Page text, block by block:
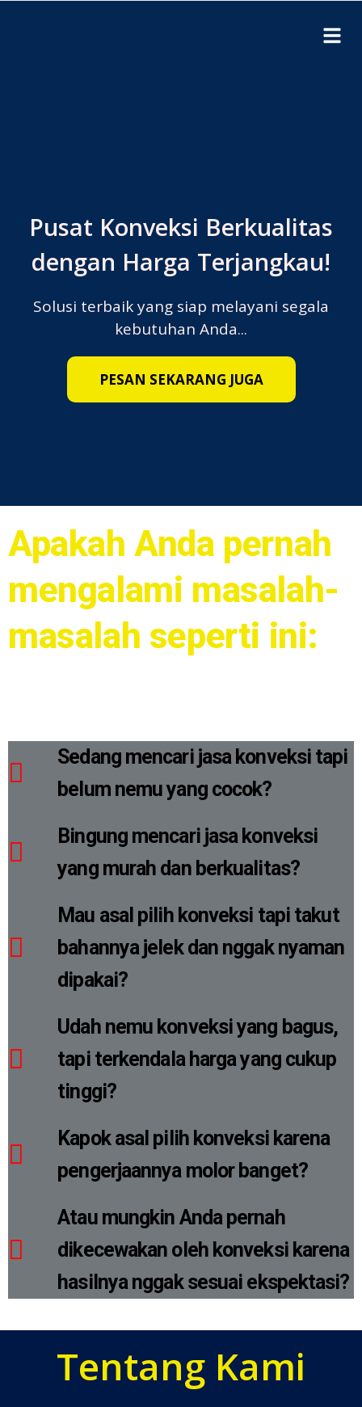
Pusat Konveksi Berkualitas
dengan Harga Terjangkau!
Solusi terbaik yang siap melayani segala
kebutuhan Anda...
PESAN SEKARANG JUGA
Apakah Anda pernah
mengalami masalah-
masalah seperti ini:
Sedang mencari jasa konveksi tapi
belum nemu yang cocok?
Bingung mencari jasa konveksi
yang murah dan berkualitas?
Mau asal pilih konveksi tapi takut
bahannya jelek dan nggak nyaman
dipakai?
Udah nemu konveksi yang bagus,
tapi terkendala harga yang cukup
tinggi?
Kapok asal pilih konveksi karena
pengerjaannya molor banget?
Atau mungkin Anda pernah
dikecewakan oleh konveksi karena
hasilnya nggak sesuai ekspektasi?
Tentang Kami